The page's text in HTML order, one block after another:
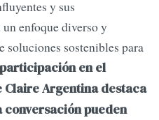
y sus
enfoque diverso y
soluciones sostenibles para
en el
Claire Argentina destaca
pueden